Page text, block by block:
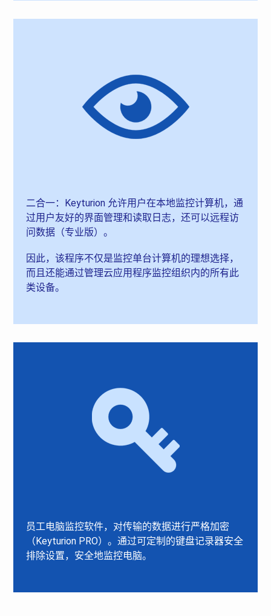
二合一：Keyturion 允许用户在本地监控计算机，通
过用户友好的界面管理和读取日志，还可以远程访
问数据（专业版）。
因此，该程序不仅是监控单台计算机的理想选择，
而且还能通过管理云应用程序监控组织内的所有此
类设备。
员工电脑监控软件，对传输的数据进行严格加密
（Keyturion PRO）。通过可定制的键盘记录器安全
排除设置，安全地监控电脑。